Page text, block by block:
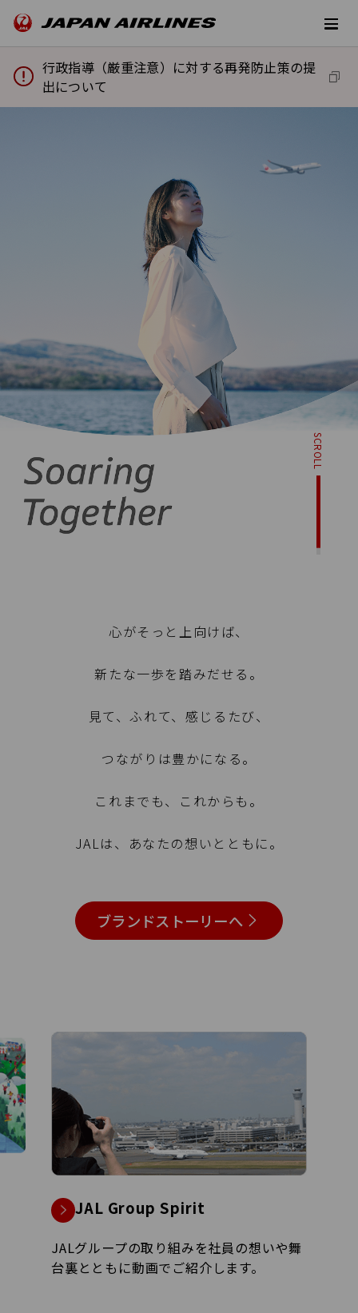
行政指導（厳重注意）に対する再発防止策の提
出について
SCROLL
心がそっと上向けば、
新たな一歩を踏みだせる。
見て、ふれて、感じるたび、
つながりは豊かになる。
これまでも、これからも。
JALは、あなたの想いとともに。
ブランドストーリーへ
JALグループ経営ビジョン2035
JAL Vision 2035の実現に向けた経営戦略
を紹介します。